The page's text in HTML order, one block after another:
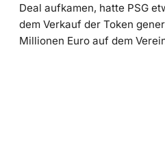
Deal aufkamen, hatte PSG
dem Verkauf der Token
Millionen Euro auf dem